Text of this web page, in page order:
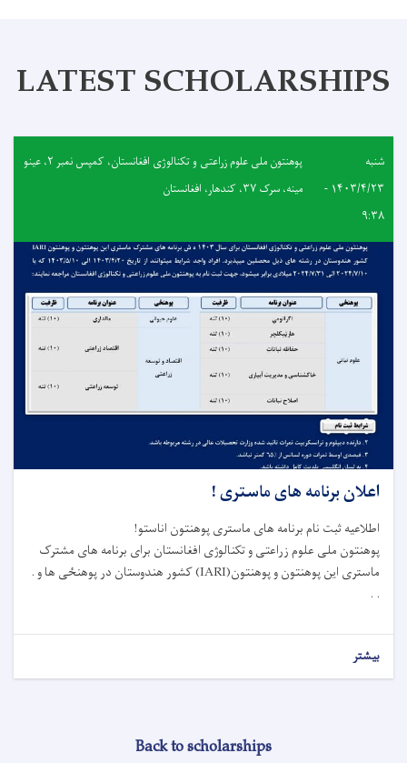
LATEST SCHOLARSHIPS
شنبه
۱۴۰۳/۴/۲۳ -
۹:۳۸
پوهنتون ملی علوم زراعتی و تکنالوژی افغانستان، کمپس نمبر ٢، عینو
مینه، سرک ٣٧، کندهار، افغانستان
اعلان برنامه های ماستری !
اطلاعیه ثبت نام برنامه های ماستری پوهنتون اناستو!
پوهنتون ملی علوم زراعتی و تکنالوژی افغانستان برای برنامه های مشترک
ماستری این پوهنتون و پوهنتون(IARI) کشور هندوستان در پوهنځی ها و .
. .
بیشتر
Back to scholarships